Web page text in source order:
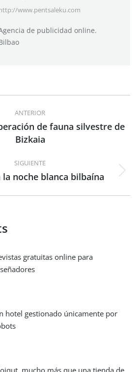
www.pentsaleku.com
de publicidad online.
ANTERIOR
Publicación
anterior:
de fauna silvestre de
Bizkaia
SIGUIENTE
Publicación
la noche blanca bilbaína
gratuitas online para
hotel gestionado únicamente por
mucho más que una tienda de